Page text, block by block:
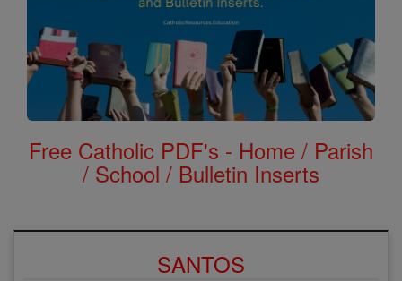
Free Catholic PDF's - Home / Parish
/ School / Bulletin Inserts
SANTOS